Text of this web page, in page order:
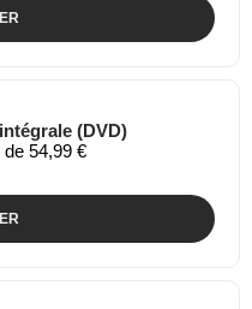
(DVD)
de 54,99 €